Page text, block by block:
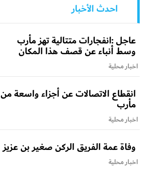
احدث الأخبار
عاجل :انفجارات متتالية تهز مأرب
وسط أنباء عن قصف هذا المكان
اخبار محلية
انقطاع الاتصالات عن أجزاء واسعة من
مأرب
اخبار محلية
وفاة عمة الفريق الركن صغير بن عزيز
اخبار محلية